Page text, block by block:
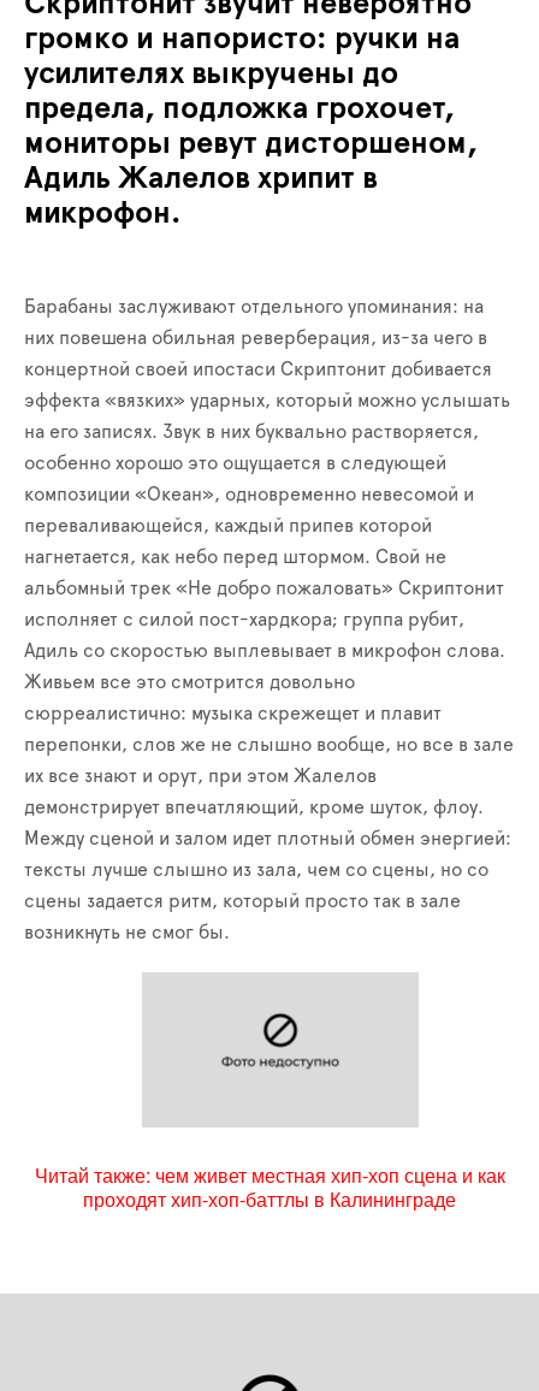
громко и напористо: ручки на
усилителях выкручены до
предела, подложка грохочет,
мониторы ревут дисторшеном,
Адиль Жалелов хрипит в
микрофон.
Барабаны заслуживают отдельного упоминания: на
них повешена обильная реверберация, из-за чего в
концертной своей ипостаси Скриптонит добивается
эффекта «вязких» ударных, который можно услышать
на его записях. Звук в них буквально растворяется,
особенно хорошо это ощущается в следующей
композиции «Океан», одновременно невесомой и
переваливающейся, каждый припев которой
нагнетается, как небо перед штормом. Свой не
альбомный трек «Не добро пожаловать» Скриптонит
исполняет с силой пост-хардкора; группа рубит,
Адиль со скоростью выплевывает в микрофон слова.
Живьем все это смотрится довольно
сюрреалистично: музыка скрежещет и плавит
перепонки, слов же не слышно вообще, но все в зале
их все знают и орут, при этом Жалелов
демонстрирует впечатляющий, кроме шуток, флоу.
Между сценой и залом идет плотный обмен энергией:
тексты лучше слышно из зала, чем со сцены, но со
сцены задается ритм, который просто так в зале
возникнуть не смог бы.
Читай также: чем живет местная хип-хоп сцена и как
проходят хип-хоп-баттлы в Калининграде